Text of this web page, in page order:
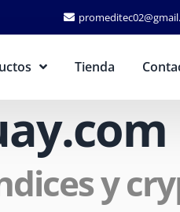
Tienda
y